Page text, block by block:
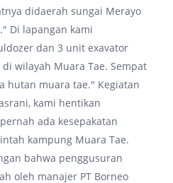
didaerah sungai Merayo
Di lapangan kami
dan 3 unit exavator
wilayah Muara Tae. Sempat
hutan muara tae." Kegiatan
kami hentikan
ada kesepakatan
kampung Muara Tae.
bahwa penggusuran
oleh manajer PT Borneo